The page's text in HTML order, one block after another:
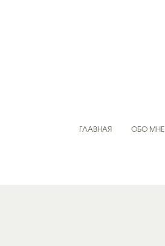
ГЛАВНАЯ ОБО МНЕ